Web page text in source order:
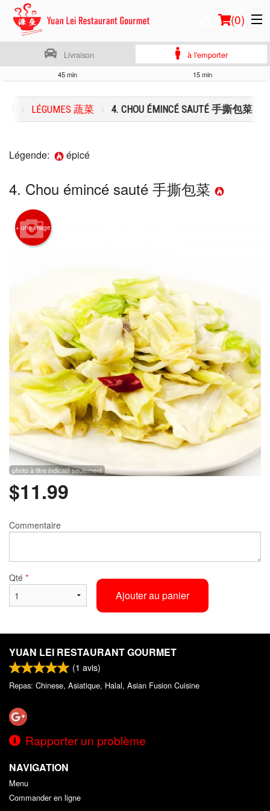
(0)
Emplacement
Français
Inscription
Panier (0)
Livraison à l'emporter
45 min 15 min
LÉGUMES 蔬菜 4. CHOU ÉMINCÉ SAUTÉ 手撕包菜
Légende: épicé
4. Chou émincé sauté 手撕包菜
+ une image
photo à titre indicatif seulement
$11.99
Commentaire
Qté *
Ajouter au panier
YUAN LEI RESTAURANT GOURMET
(1 avis)
Repas: Chinese, Asiatique, Halal, Asian Fusion Cuisine
Rapporter un problème
NAVIGATION
Menu
Commander en ligne